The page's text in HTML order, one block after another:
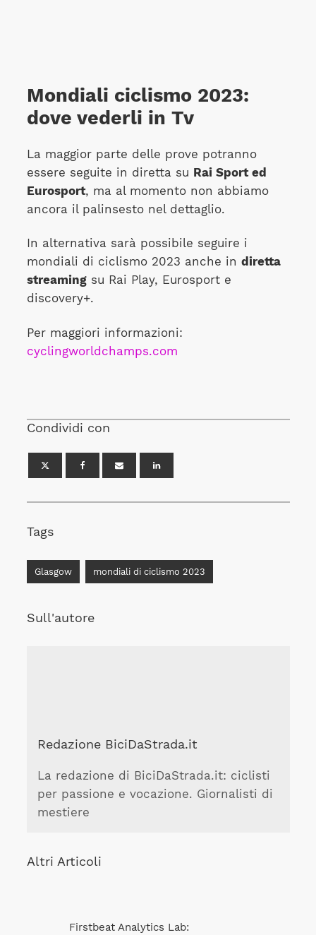
Mondiali ciclismo 2023:
dove vederli in Tv
La maggior parte delle prove potranno
essere seguite in diretta su Rai Sport ed
Eurosport, ma al momento non abbiamo
ancora il palinsesto nel dettaglio.
In alternativa sarà possibile seguire i
mondiali di ciclismo 2023 anche in diretta
streamingsu Rai Play, Eurosport e
discovery+.
Per maggiori informazioni:
cyclingworldchamps.com
Condividi con
Tags
Glasgow mondiali di ciclismo 2023
Sull'autore
Redazione BiciDaStrada.it
La redazione di BiciDaStrada.it: ciclisti
per passione e vocazione. Giornalisti di
mestiere
Altri Articoli
Firstbeat Analytics Lab: